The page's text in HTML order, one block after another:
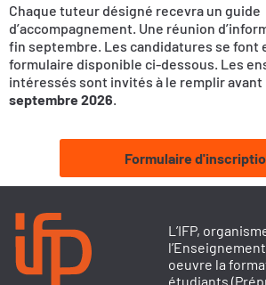
Chaque tuteur désigné recevra un guide
d’accompagnement. Une réunion
fin septembre. Les candidatures se font
formulaire disponible ci-dessous. Les
intéressés sont invités à le remplir avant
septembre 2026.
Formulaire
L’IFP,
oeuvre la
étudiants